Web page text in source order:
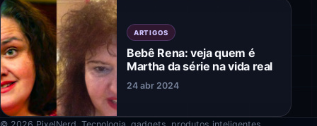
ARTIGOS
Bebê Rena: veja quem é
Martha da série na vida real
24 abr 2024